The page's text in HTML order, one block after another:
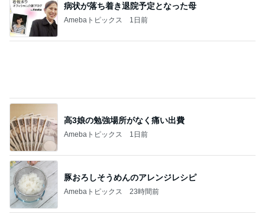
病状が落ち着き退院予定となった母
Amebaトピックス 1日前
高3娘の勉強場所がなく痛い出費
Amebaトピックス 1日前
豚おろしそうめんのアレンジレシピ
Amebaトピックス 23時間前